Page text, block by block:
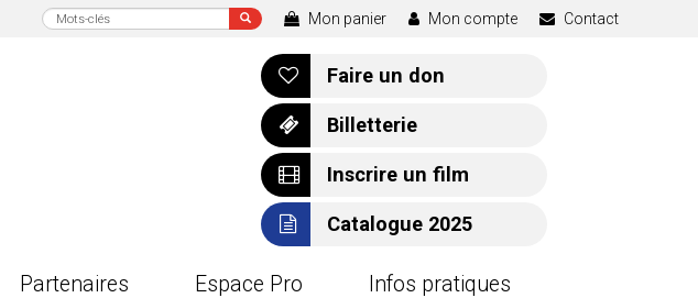
Mon panier Mon compte Contact
Faire un don
Billetterie
Inscrire un film
Catalogue 2025
Partenaires Espace Pro Infos pratiques